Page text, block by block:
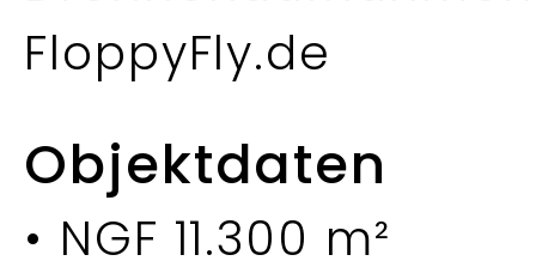
FloppyFly.de
Objektdaten
• NGF 11.300 m²